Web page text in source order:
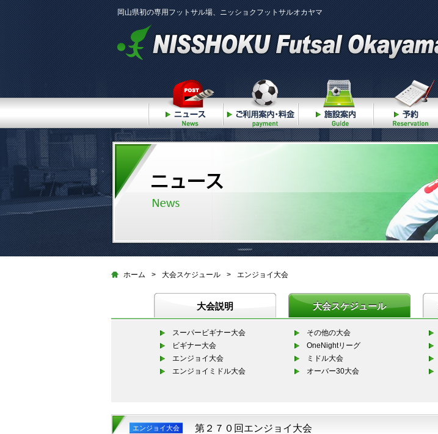
岡山県初の専用フットサル場、ニッショクフットサルオカヤマ
ニュース ご利用案内・料金 施設案内
ホーム > 大会スケジュール > エンジョイ大会
大会説明 大会スケジュール
スーパービギナー大会
ビギナー大会
エンジョイ大会
エンジョイミドル大会
その他の大会
OneNightリーグ
ミドル大会
オーバー30大会
エンジョイ大会 第２７０回エンジョイ大会